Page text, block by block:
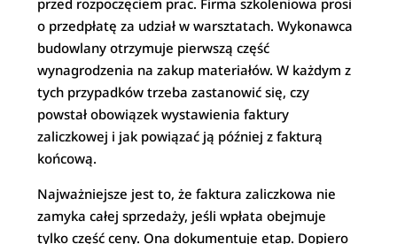
przed rozpoczęciem prac. Firma szkoleniowa prosi
o przedpłatę za udział w warsztatach. Wykonawca
budowlany otrzymuje pierwszą część
wynagrodzenia na zakup materiałów. W każdym z
tych przypadków trzeba zastanowić się, czy
powstał obowiązek wystawienia faktury
zaliczkowej i jak powiązać ją później z fakturą
końcową.
Najważniejsze jest to, że faktura zaliczkowa nie
zamyka całej sprzedaży, jeśli wpłata obejmuje
tylko część ceny. Ona dokumentuje etap. Dopiero